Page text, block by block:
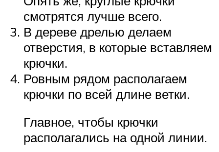
смотрятся лучше всего.
В дереве дрелью делаем
отверстия, в которые вставляем
крючки.
Ровным рядом располагаем
крючки по всей длине ветки.
Главное, чтобы крючки
располагались на одной линии.